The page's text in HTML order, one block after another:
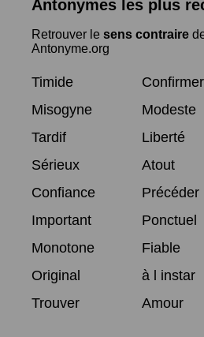
Antonymes les plus
Retrouver le sens contraire
Antonyme.org
Timide
Confirmer
Misogyne
Modeste
Tardif
Liberté
Sérieux
Atout
Confiance
Précéder
Important
Ponctuel
Monotone
Fiable
Original
à l instar
Trouver
Amour